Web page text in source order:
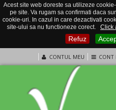
Acest site web doreste sa utilizeze
pe site. Va rugam sa confirmati daca
cookie-uri. In cazul in care dezactivati
site-ului sa nu functioneze corect.
Click
Refuz
CONTUL MEU CONT